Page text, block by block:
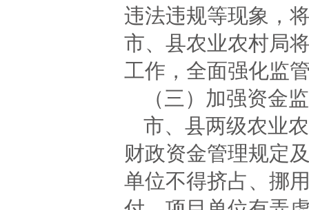
违法违规等现象，
市、县农业农村局
工作，全面强化监
（三）加强资金
市、县两级农业
财政资金管理规定
单位不得挤占、挪